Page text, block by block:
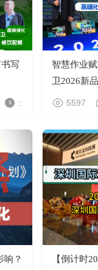
::
智慧作业
卫2026新
5597
响？
【倒计时